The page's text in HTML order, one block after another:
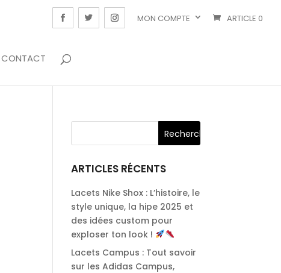
MON COMPTE ARTICLE 0
CONTACT
ARTICLES RÉCENTS
Lacets Nike Shox : L’histoire, le
style unique, la hipe 2025 et
des idées custom pour
exploser ton look !
Lacets Campus : Tout savoir
sur les Adidas Campus,